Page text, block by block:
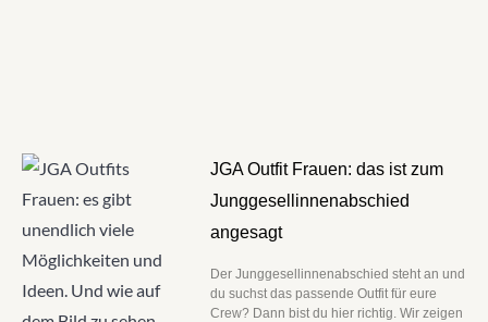
JGA Outfit Frauen: das ist zum
Junggesellinnenabschied
angesagt
Der Junggesellinnenabschied steht an und
du suchst das passende Outfit für eure
Crew? Dann bist du hier richtig. Wir zeigen